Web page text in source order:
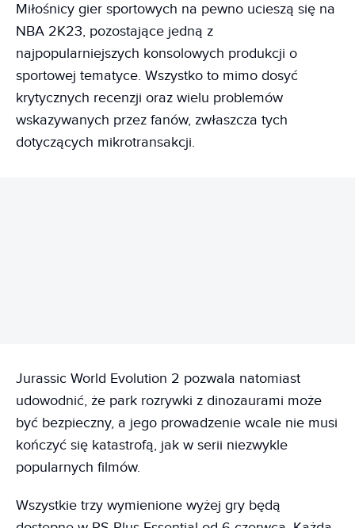
Miłośnicy gier sportowych na pewno ucieszą się na
NBA 2K23, pozostające jedną z
najpopularniejszych konsolowych produkcji o
sportowej tematyce. Wszystko to mimo dosyć
krytycznych recenzji oraz wielu problemów
wskazywanych przez fanów, zwłaszcza tych
dotyczących mikrotransakcji.
Jurassic World Evolution 2 pozwala natomiast
udowodnić, że park rozrywki z dinozaurami może
być bezpieczny, a jego prowadzenie wcale nie musi
kończyć się katastrofą, jak w serii niezwykle
popularnych filmów.
Wszystkie trzy wymienione wyżej gry będą